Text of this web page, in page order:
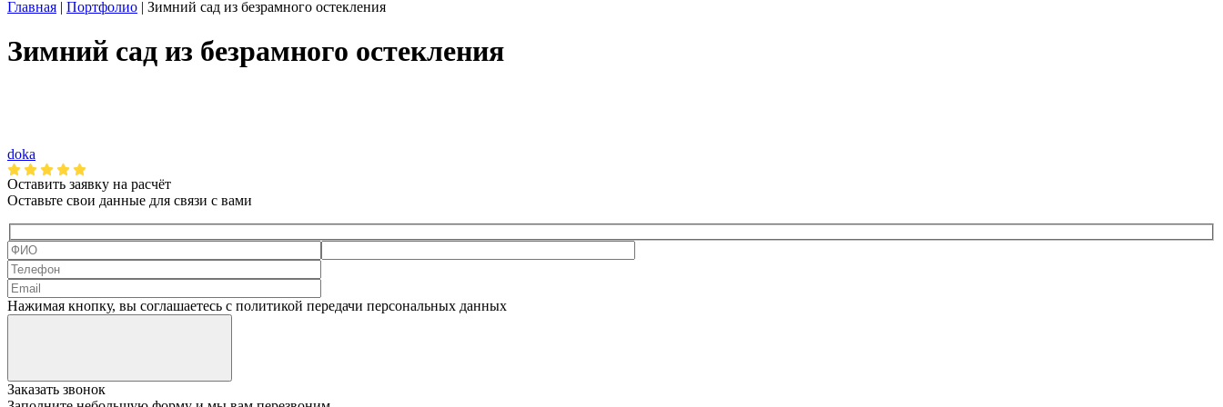
Главная | Портфолио | Зимний сад из безрамного остекления
Зимний сад из безрамного остекления
doka
Оставить заявку на расчёт
Оставьте свои данные для связи с вами
Нажимая кнопку, вы соглашаетесь с политикой передачи персональных данных
Заказать звонок